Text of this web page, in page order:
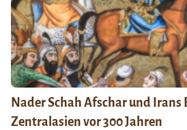
Nader Schah Afschar und Irans
Zentralasien vor 300 Jahren